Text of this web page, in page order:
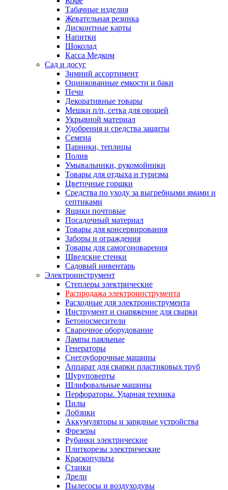
Табачные изделия
Жевательная резинка
Дисконтные карты
Напитки
Шоколад
Касса Медком
Сад и досуг
Зимний ассортимент
Оцинкованные емкости и баки
Печи
Декоративные товары
Мешки п/п, сетка для овощей
Укрывной материал
Удобрения и средства защиты
Семена
Парники, теплицы
Полив
Умывальники, рукомойники
Товары для отдыха и туризма
Цветочные горшки
Средства по уходу за выгребными ямами и
септиками
Ящики почтовые
Посадочный материал
Товары для консервирования
Заборы и ограждения
Товары для самогоноварения
Шведские стенки
Садовый инвентарь
Электроинструмент
Степлеры электрические
Распродажа электроинструмента
Расходные для электроинструмента
Инструмент и снаряжение для сварки
Бетоносмесители
Сварочное оборудование
Лампы паяльные
Генераторы
Снегоуборочные машины
Аппарат для сварки пластиковых труб
Шуруповерты
Шлифовальные машины
Перфораторы. Ударная техника
Пилы
Лобзики
Аккумуляторы и зарядные устройства
Фрезеры
Рубанки электрические
Плиткорезы электрические
Краскопульты
Станки
Дрели
Пылесосы и воздуходувы